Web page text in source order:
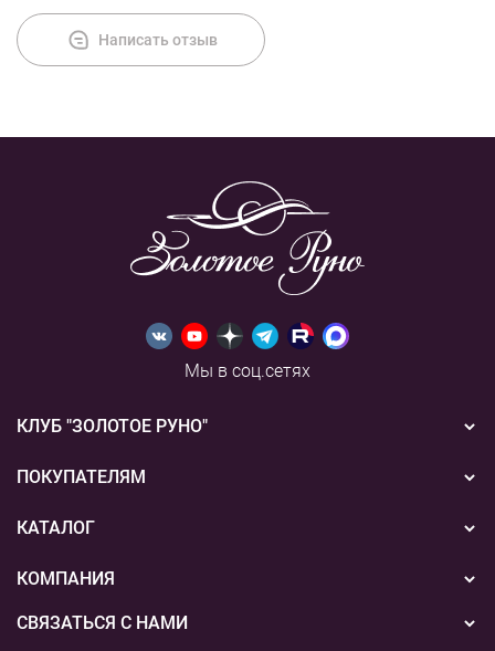
Написать отзыв
Мы в соц.сетях
КЛУБ "ЗОЛОТОЕ РУНО"
Новости
Акции
ПОКУПАТЕЛЯМ
Бонусная система
Подарочные сертификаты
Способы оплаты
КАТАЛОГ
Вышивка
Пряжа
КОМПАНИЯ
О нас
СВЯЗАТЬСЯ С НАМИ